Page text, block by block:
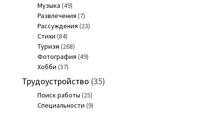
Музыка (49)
Развлечения (7)
Рассуждения (23)
Стихи (84)
Туризм (268)
Фотография (49)
Хобби (37)
Трудоустройство (35)
Поиск работы (25)
Специальности (9)